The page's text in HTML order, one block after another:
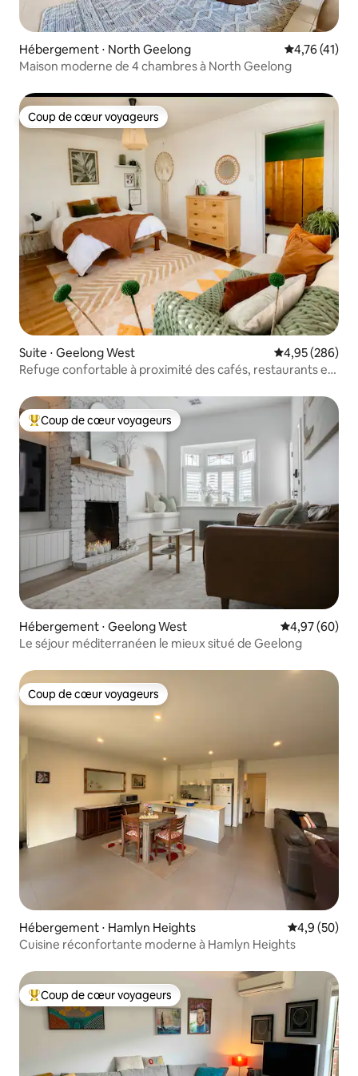
Hébergement ⋅ North Geelong Évaluation
4,76 (41)
Maison moderne de 4 chambres à North Geelong
Coup de cœur voyageurs
Coup de cœur voyageurs
Suite ⋅ Geelong West Évaluation
4,95 (286)
Refuge confortable à proximité des cafés, restaurants et
Coups de cœur voyageurs les plus appréciés
Coup de cœur voyageurs
Hébergement ⋅ Geelong West Évaluation
4,97 (60)
Le séjour méditerranéen le mieux situé de Geelong
Coup de cœur voyageurs
Coup de cœur voyageurs
Hébergement ⋅ Hamlyn Heights Évaluation
4,9 (50)
Cuisine réconfortante moderne à Hamlyn Heights
Coups de cœur voyageurs les plus appréciés
Coup de cœur voyageurs